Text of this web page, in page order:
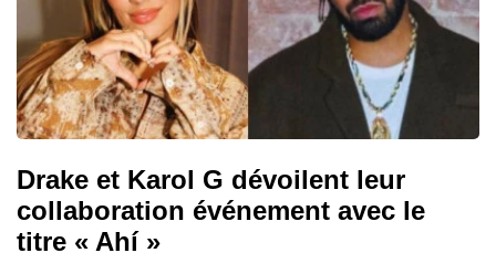
Drake et Karol G dévoilent leur
collaboration événement avec le
titre « Ahí »